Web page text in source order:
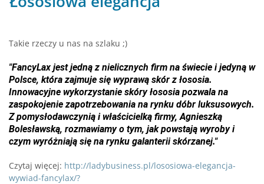
Takie rzeczy u nas na szlaku ;)
"FancyLax jest jedną z nielicznych firm na świecie i jedyną w
Polsce, która zajmuje się wyprawą skór z łososia.
Innowacyjne wykorzystanie skóry łososia pozwala na
zaspokojenie zapotrzebowania na rynku dóbr luksusowych.
Z pomysłodawczynią i właścicielką firmy, Agnieszką
Bolesławską, rozmawiamy o tym, jak powstają wyroby i
czym wyróżniają się na rynku galanterii skórzanej."
Czytaj więcej: http://ladybusiness.pl/lososiowa-elegancja-
wywiad-fancylax/?